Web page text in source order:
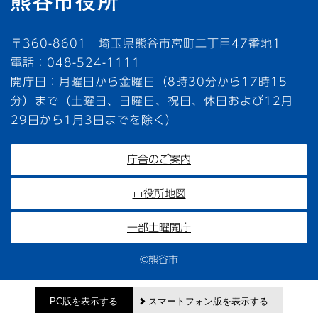
〒360-8601 埼玉県熊谷市宮町二丁目47番地1
電話：048-524-1111
開庁日：月曜日から金曜日（8時30分から17時15
分）まで（土曜日、日曜日、祝日、休日および12月
29日から1月3日までを除く）
庁舎のご案内
市役所地図
一部土曜開庁
©熊谷市
PC版を表示する スマートフォン版を表示する